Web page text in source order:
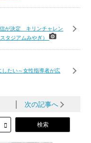
が決定 キリンチャレン
タジアムみやぎ）
したい～女性指導者が広
次の記事へ